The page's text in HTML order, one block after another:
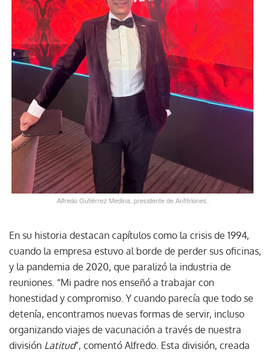
Alfredo Gutiérrez Medina, presidente de Anfitriones.
En su historia destacan capítulos como la crisis de 1994,
cuando la empresa estuvo al borde de perder sus oficinas,
y la pandemia de 2020, que paralizó la industria de
reuniones. “Mi padre nos enseñó a trabajar con
honestidad y compromiso. Y cuando parecía que todo se
detenía, encontramos nuevas formas de servir, incluso
organizando viajes de vacunación a través de nuestra
división Latitud”, comentó Alfredo. Esta división, creada